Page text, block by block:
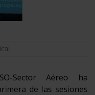
Sector Aéreo ha
de las sesiones